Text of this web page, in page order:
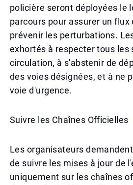
policière seront déployées le
parcours pour assurer un
prévenir les perturbations.
exhortés à respecter tous les
circulation, à s'abstenir de
des voies désignées, et à ne
voie d'urgence.
Suivre les Chaînes Officielles
Les organisateurs
de suivre les mises à jour de
uniquement sur les chaînes